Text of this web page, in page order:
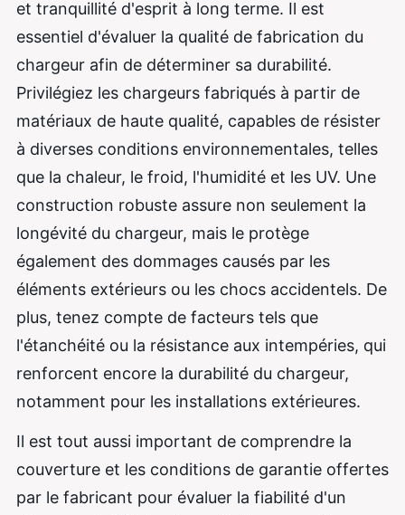
et tranquillité d'esprit à long terme. Il est
essentiel d'évaluer la qualité de fabrication du
chargeur afin de déterminer sa durabilité.
Privilégiez les chargeurs fabriqués à partir de
matériaux de haute qualité, capables de résister
à diverses conditions environnementales, telles
que la chaleur, le froid, l'humidité et les UV. Une
construction robuste assure non seulement la
longévité du chargeur, mais le protège
également des dommages causés par les
éléments extérieurs ou les chocs accidentels. De
plus, tenez compte de facteurs tels que
l'étanchéité ou la résistance aux intempéries, qui
renforcent encore la durabilité du chargeur,
notamment pour les installations extérieures.
Il est tout aussi important de comprendre la
couverture et les conditions de garantie offertes
par le fabricant pour évaluer la fiabilité d'un